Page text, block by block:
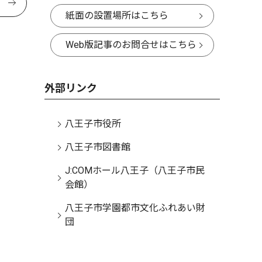
紙面の設置場所はこちら
Web版記事のお問合せはこちら
外部リンク
八王子市役所
八王子市図書館
J:COMホール八王子（八王子市民
会館）
八王子市学園都市文化ふれあい財
団